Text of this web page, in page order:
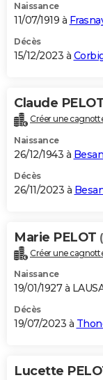
Naissance
11/07/1919 à
Décès
15/12/2023 à
Claude
Créer une
Naissance
26/12/1943 à
Décès
26/11/2023 à
Marie PELOT
Créer une
Naissance
19/01/1927 à
Décès
19/07/2023 à
Lucette